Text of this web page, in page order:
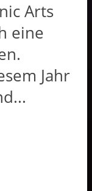
Arts
eine
Jahr